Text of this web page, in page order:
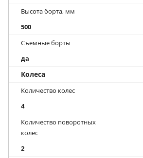
Высота борта, мм
500
Съемные борты
да
Колеса
Количество колес
4
Количество поворотных
колес
2